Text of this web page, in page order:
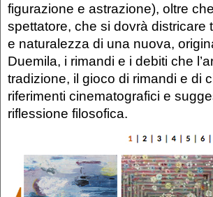
figurazione e astrazione), oltre
spettatore, che si dovrà districare
e naturalezza di una nuova,
Duemila, i rimandi e i debiti che
tradizione, il gioco di rimandi e di
riferimenti cinematografici e
riflessione filosofica.